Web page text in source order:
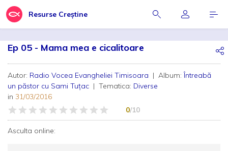
Resurse Creștine
Ep 05 - Mama mea e cicalitoare
Autor: Radio Vocea Evangheliei Timisoara | Album:Întreabă
un păstor cu Sami Tuțac | Tematica: Diverse
in 31/03/2016
0/10
Asculta online: